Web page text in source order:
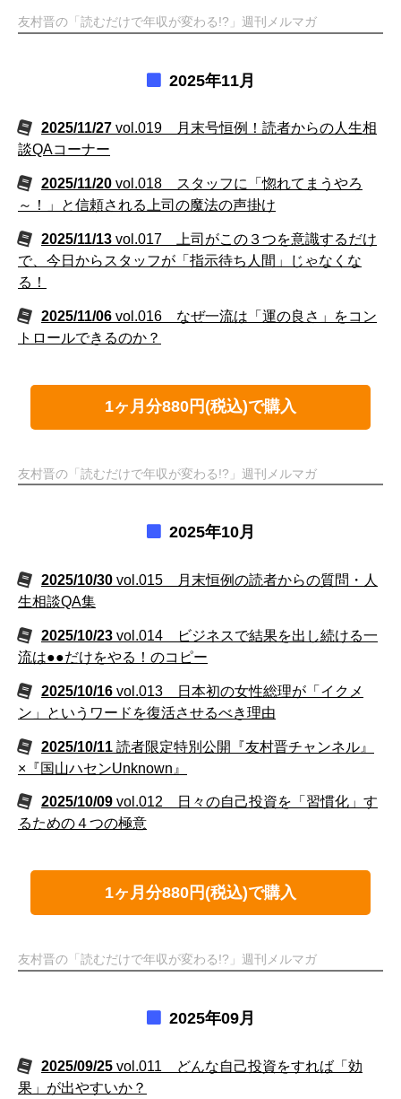
友村晋の「読むだけで年収が変わる!?」週刊メルマガ
2025年11月
2025/11/27 vol.019 月末号恒例！読者からの人生相
談QAコーナー
2025/11/20 vol.018 スタッフに「惚れてまうやろ
～！」と信頼される上司の魔法の声掛け
2025/11/13 vol.017 上司がこの３つを意識するだけ
で、今日からスタッフが「指示待ち人間」じゃなくな
る！
2025/11/06 vol.016 なぜ一流は「運の良さ」をコン
トロールできるのか？
1ヶ月分880円(税込)で購入
友村晋の「読むだけで年収が変わる!?」週刊メルマガ
2025年10月
2025/10/30 vol.015 月末恒例の読者からの質問・人
生相談QA集
2025/10/23 vol.014 ビジネスで結果を出し続ける一
流は●●だけをやる！のコピー
2025/10/16 vol.013 日本初の女性総理が「イクメ
ン」というワードを復活させるべき理由
2025/10/11 読者限定特別公開『友村晋チャンネル』
×『国山ハセンUnknown』
2025/10/09 vol.012 日々の自己投資を「習慣化」す
るための４つの極意
1ヶ月分880円(税込)で購入
友村晋の「読むだけで年収が変わる!?」週刊メルマガ
2025年09月
2025/09/25 vol.011 どんな自己投資をすれば「効
果」が出やすいか？